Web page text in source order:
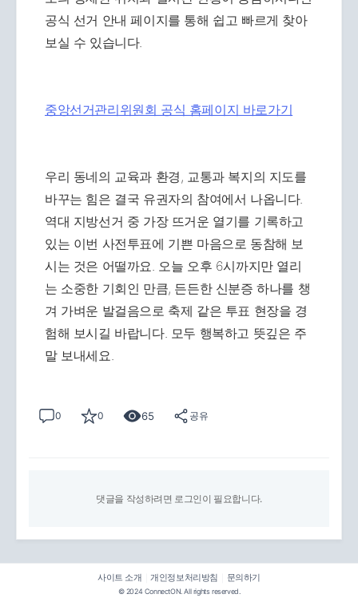
공식 선거 안내 페이지를 통해 쉽고 빠르게 찾아
보실 수 있습니다.
중앙선거관리위원회 공식 홈페이지 바로가기
우리 동네의 교육과 환경, 교통과 복지의 지도를
바꾸는 힘은 결국 유권자의 참여에서 나옵니다.
역대 지방선거 중 가장 뜨거운 열기를 기록하고
있는 이번 사전투표에 기쁜 마음으로 동참해 보
시는 것은 어떨까요. 오늘 오후 6시까지만 열리
는 소중한 기회인 만큼, 든든한 신분증 하나를 챙
겨 가벼운 발걸음으로 축제 같은 투표 현장을 경
험해 보시길 바랍니다. 모두 행복하고 뜻깊은 주
말 보내세요.
0 0 65 공유
댓글을 작성하려면 로그인이 필요합니다.
사이트 소개 개인정보처리방침 문의하기
© 2024 ConnectON. All rights reserved.